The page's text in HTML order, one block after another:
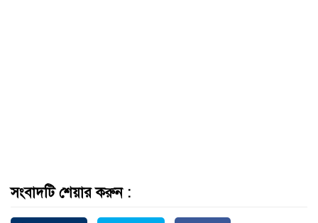
সংবাদটি শেয়ার করুন :